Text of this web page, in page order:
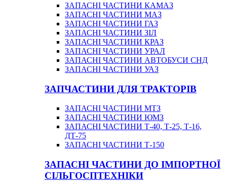
ЗАПАСНІ ЧАСТИНИ КАМАЗ
ЗАПАСНІ ЧАСТИНИ МАЗ
ЗАПАСНІ ЧАСТИНИ ГАЗ
ЗАПАСНІ ЧАСТИНИ ЗІЛ
ЗАПАСНІ ЧАСТИНИ КРАЗ
ЗАПАСНІ ЧАСТИНИ УРАЛ
ЗАПАСНІ ЧАСТИНИ АВТОБУСИ СНД
ЗАПАСНІ ЧАСТИНИ УАЗ
ЗАПЧАСТИНИ ДЛЯ ТРАКТОРІВ
ЗАПАСНІ ЧАСТИНИ МТЗ
ЗАПАСНІ ЧАСТИНИ ЮМЗ
ЗАПАСНІ ЧАСТИНИ Т-40, Т-25, Т-16,
ДТ-75
ЗАПАСНІ ЧАСТИНИ Т-150
ЗАПАСНІ ЧАСТИНИ ДО ІМПОРТНОЇ
СІЛЬГОСПТЕХНІКИ